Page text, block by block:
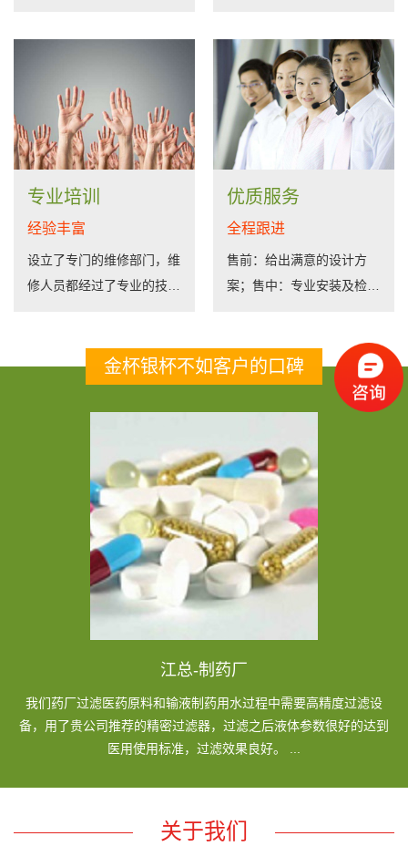
专业培训
经验丰富
设立了专门的维修部门，维
修人员都经过了专业的技术
优质服务
全程跟进
售前：给出满意的设计方
案；售中：专业安装及检
金杯银杯不如客户的口碑
江总-制药厂
我们药厂过滤医药原料和输液制药用水过程中需要高精度过滤设
备，用了贵公司推荐的精密过滤器，过滤之后液体参数很好的达到
医用使用标准，过滤效果良好。 ...
关于我们